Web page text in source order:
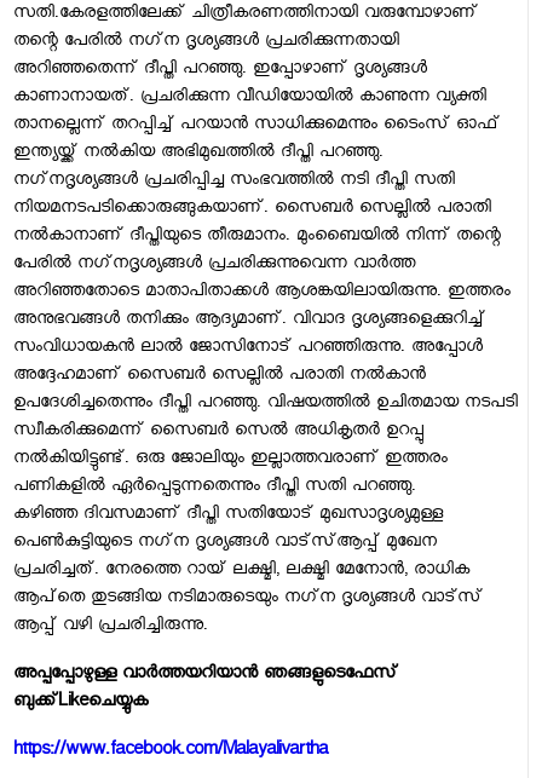
സതി.കേരളത്തിലേക്ക് ചിത്രീകരണത്തിനായി വരുമ്പോഴാണ്
തന്റെ പേരില്‍ നഗ്‌ന ദൃശ്യങ്ങള്‍ പ്രചരിക്കുന്നതായി
അറിഞ്ഞതെന്ന് ദീപ്തി പറഞ്ഞു. ഇപ്പോഴാണ് ദൃശ്യങ്ങള്‍
കാണാനായത്. പ്രചരിക്കുന്ന വീഡിയോയില്‍ കാണുന്ന വ്യക്തി
താനല്ലെന്ന് തറപ്പിച്ച് പറയാന്‍ സാധിക്കുമെന്നും ടൈംസ് ഓഫ്
ഇന്ത്യയ്ക്ക് നല്‍കിയ അഭിമുഖത്തില്‍ ദീപ്തി പറഞ്ഞു.
നഗ്‌നദൃശ്യങ്ങള്‍ പ്രചരിപ്പിച്ച സംഭവത്തില്‍ നടി ദീപ്തി സതി
നിയമനടപടിക്കൊരുങ്ങുകയാണ്. സൈബര്‍ സെല്ലില്‍ പരാതി
നല്‍കാനാണ് ദീപ്തിയുടെ തീരുമാനം. മുംബൈയില്‍ നിന്ന് തന്റെ
പേരില്‍ നഗ്‌നദൃശ്യങ്ങള്‍ പ്രചരിക്കുന്നുവെന്ന വാര്‍ത്ത
അറിഞ്ഞതോടെ മാതാപിതാക്കള്‍ ആശങ്കയിലായിരുന്നു. ഇത്തരം
അനുഭവങ്ങള്‍ തനിക്കും ആദ്യമാണ്. വിവാദ ദൃശ്യങ്ങളെക്കുറിച്ച്
സംവിധായകന്‍ ലാല്‍ ജോസിനോട് പറഞ്ഞിരുന്നു. അപ്പോള്‍
അദ്ദേഹമാണ് സൈബര്‍ സെല്ലില്‍ പരാതി നല്‍കാന്‍
ഉപദേശിച്ചതെന്നും ദീപ്തി പറഞ്ഞു. വിഷയത്തില്‍ ഉചിതമായ നടപടി
സ്വീകരിക്കുമെന്ന് സൈബര്‍ സെല്‍ അധികൃതര്‍ ഉറപ്പു
നല്‍കിയിട്ടുണ്ട്. ഒരു ജോലിയും ഇല്ലാത്തവരാണ് ഇത്തരം
പണികളില്‍ ഏര്‍പ്പെടുന്നതെന്നും ദീപ്തി സതി പറഞ്ഞു.
കഴിഞ്ഞ ദിവസമാണ് ദീപ്തി സതിയോട് മുഖസാദൃശ്യമുള്ള
പെണ്‍കുട്ടിയുടെ നഗ്‌ന ദൃശ്യങ്ങള്‍ വാട്‌സ്ആപ്പ് മുഖേന
പ്രചരിച്ചത്. നേരത്തെ റായ് ലക്ഷ്മി, ലക്ഷ്മി മേനോന്‍, രാധിക
ആപ്‌തെ തുടങ്ങിയ നടിമാരുടെയും നഗ്‌ന ദൃശ്യങ്ങള്‍ വാട്‌സ്
ആപ്പ് വഴി പ്രചരിച്ചിരുന്നു.
അപ്പപ്പോഴുള്ള വാര്‍ത്തയറിയാന്‍ ഞങ്ങളുടെഫേസ്‌
ബുക്ക്‌Likeചെയ്യുക
https://www.facebook.com/Malayalivartha